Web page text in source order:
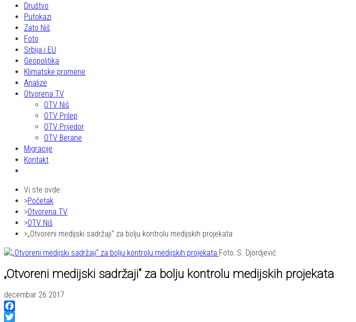
Društvo
Putokazi
Zato Niš
Foto
Srbija i EU
Geopolitika
Klimatske promene
Analize
Otvorena TV
OTV Niš
OTV Prilep
OTV Prijedor
OTV Berane
Migracije
Kontakt
Vi ste ovde:
Početak
Otvorena TV
OTV Niš
„Otvoreni medijski sadržaji“ za bolju kontrolu medijskih projekata
Foto: S. Djordjević
„Otvoreni medijski sadržaji“ za bolju kontrolu medijskih projekata
decembar 26 2017
Facebook